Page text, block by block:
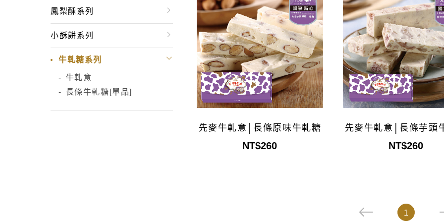
鳳梨酥系列
小酥餅系列
牛軋糖系列
牛軋意
長條牛軋糖[單品]
先麥牛軋意│長條原味牛軋糖
NT$260
先麥牛軋意│長條芋頭
NT$260
1